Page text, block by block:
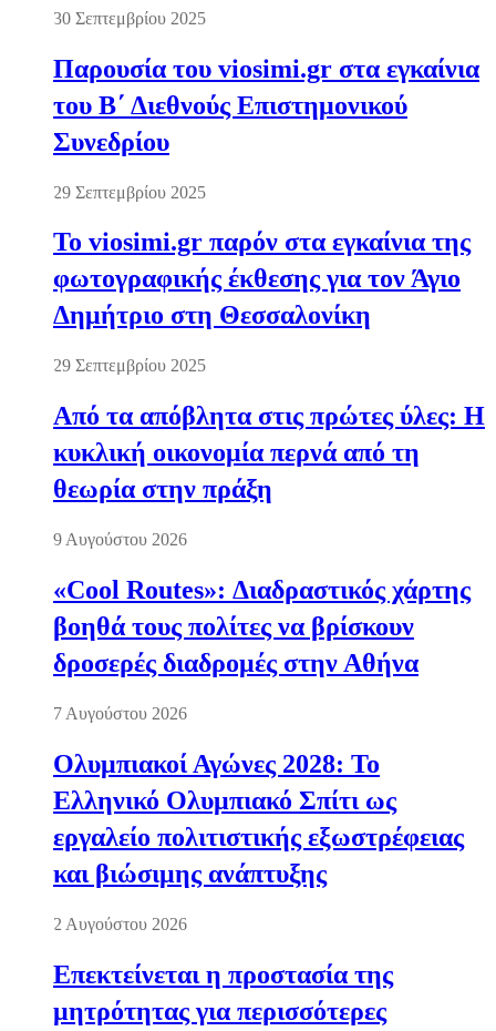
30 Σεπτεμβρίου 2025
Παρουσία του viosimi.gr στα εγκαίνια
του Β΄ Διεθνούς Επιστημονικού
Συνεδρίου
29 Σεπτεμβρίου 2025
Το viosimi.gr παρόν στα εγκαίνια της
φωτογραφικής έκθεσης για τον Άγιο
Δημήτριο στη Θεσσαλονίκη
29 Σεπτεμβρίου 2025
Από τα απόβλητα στις πρώτες ύλες: Η
κυκλική οικονομία περνά από τη
θεωρία στην πράξη
9 Αυγούστου 2026
«Cool Routes»: Διαδραστικός χάρτης
βοηθά τους πολίτες να βρίσκουν
δροσερές διαδρομές στην Αθήνα
7 Αυγούστου 2026
Ολυμπιακοί Αγώνες 2028: Το
Ελληνικό Ολυμπιακό Σπίτι ως
εργαλείο πολιτιστικής εξωστρέφειας
και βιώσιμης ανάπτυξης
2 Αυγούστου 2026
Επεκτείνεται η προστασία της
μητρότητας για περισσότερες